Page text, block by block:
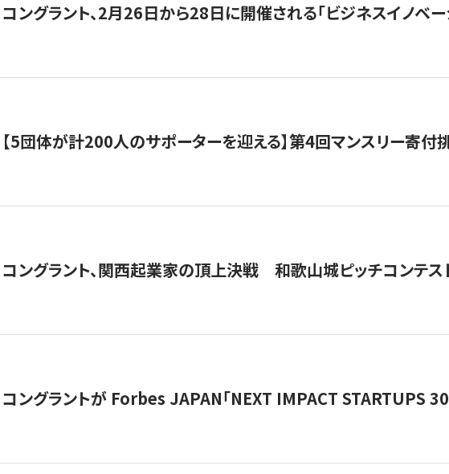
コングラント、2月26日から28日に開催される「ビジネスイノベ
【5団体が計200人のサポーターを迎える】​​第4回マンスリー寄付
コングラント、関西起業家の頂上決戦 和歌山城ピッチコンテス
コングラントが Forbes JAPAN「NEXT IMPACT STARTUPS